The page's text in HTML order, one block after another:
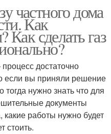
частного дома
Как
Как сделать газ
достаточно
если вы приняли решение
тогда нужно знать что для
документы
работы нужно будет
стоить.